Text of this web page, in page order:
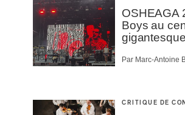
OSHEAGA
Boys au
Par Marc-Antoine
CRITIQUE DE